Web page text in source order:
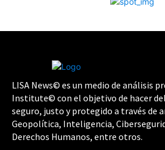
LISA News© es un medio de análisis
Institute© con el objetivo de hacer
seguro, justo y protegido a través de
Geopolítica, Inteligencia,
Derechos Humanos, entre otros.